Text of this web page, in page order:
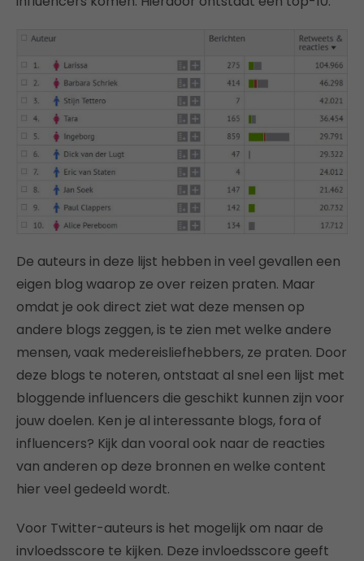
De auteurs in deze lijst hebben in veel gevallen een
eigen blog waarop ze over reizen praten. Maar
omdat je ook direct ziet wat deze mensen op
andere blogs zeggen, is te zien met welke andere
mensen, vaak medereisliefhebbers, ze praten. Door
deze blogs te noteren, ontstaat al snel een lijst met
bloggende influencers die geschikt kunnen zijn voor
jouw doelen. Ken je al interessante blogs, fora of
influencers? Kijk dan vooral ook naar de reacties
van anderen op deze bronnen en welke content
hier veel gedeeld wordt.
Voor Twitter-auteurs is het mogelijk om naar de
invloedsscore te kijken. Deze invloedsscore geeft